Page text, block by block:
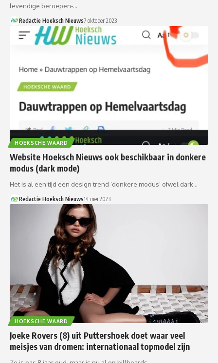
levendige beroepen-…
Redactie Hoeksch Nieuws7 oktober 2023
HOEKSCHE WAARD
Website Hoeksch Nieuws ook beschikbaar in donkere
modus (dark mode)
Het is al een tijd een design trend ‘donkere modus’ ofwel dark…
Redactie Hoeksch Nieuws14 mei 2023
HOEKSCHE WAARD
Joeke Rovers (8) uit Puttershoek doet waar veel
meisjes van dromen: internationaal topmodel zijn